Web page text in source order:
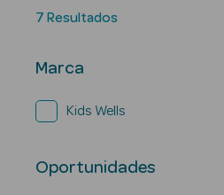
7 Resultados
Marca
Kids Wells
Oportunidades